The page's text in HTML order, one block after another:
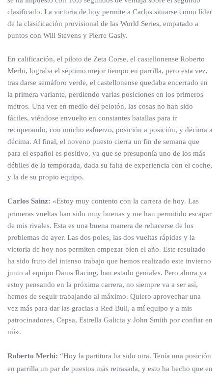
clasificado. La victoria de hoy permite a Carlos situarse como líder
de la clasificación provisional de las World Series, empatado a
puntos con Will Stevens y Pierre Gasly.
En calificación, el piloto de Zeta Corse, el castellonense Roberto
Merhi, lograba el séptimo mejor tiempo en parrilla, pero esta vez,
tras darse semáforo verde, el castellonense quedaba encerrado en
la primera variante, perdiendo varias posiciones en los primeros
metros. Una vez en medio del pelotón, las cosas no han sido
fáciles, viéndose envuelto en constantes batallas para ir
recuperando, con mucho esfuerzo, posición a posición, y décima a
décima. Al final, el noveno puesto cierra un fin de semana que
para el español es positivo, ya que se presuponía uno de los más
débiles de la temporada, dada su falta de experiencia con el coche,
y la de su propio equipo.
Carlos Sainz: «Estoy muy contento con la carrera de hoy. Las
primeras vueltas han sido muy buenas y me han permitido escapar
de mis rivales. Esta es una buena manera de rehacerse de los
problemas de ayer. Las dos poles, las dos vueltas rápidas y la
victoria de hoy nos permiten empezar bien el año. Este resultado
ha sido fruto del intenso trabajo que hemos realizado este invierno
junto al equipo Dams Racing, han estado geniales. Pero ahora ya
estoy pensando en la próxima carrera, no siempre va a ser así,
hemos de seguir trabajando al máximo. Quiero aprovechar una
vez más para dar las gracias a Red Bull, a mí equipo y a mis
patrocinadores, Cepsa, Estrella Galicia y John Smith por confiar en
mí».
Roberto Merhi: “Hoy la partitura ha sido otra. Tenía una posición
en parrilla un par de puestos más retrasada, y esto ha hecho que en